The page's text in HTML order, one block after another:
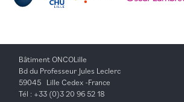
Bâtiment ONCOLille
Bd du Professeur Jules Leclerc
59045 Lille Cedex -France
Tél : +33 (0)3 20 96 52 18